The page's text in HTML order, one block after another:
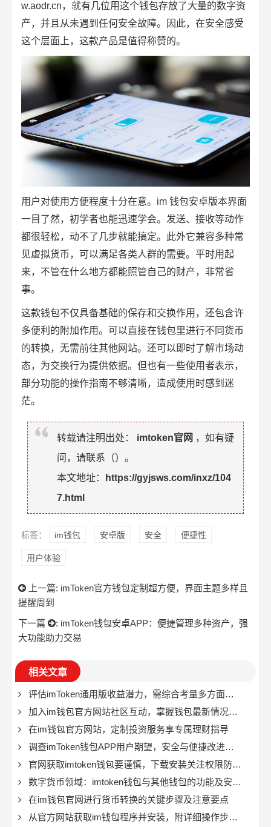
w.aodr.cn，就有几位用这个钱包存放了大量的数字资
产，并且从未遇到任何安全故障。因此，在安全感受
这个层面上，这款产品是值得称赞的。
用户对使用方便程度十分在意。im 钱包安卓版本界面
一目了然，初学者也能迅速学会。发送、接收等动作
都很轻松，动不了几步就能搞定。此外它兼容多种常
见虚拟货币，可以满足各类人群的需要。平时用起
来，不管在什么地方都能照管自己的财产，非常省
事。
这款钱包不仅具备基础的保存和交换作用，还包含许
多便利的附加作用。可以直接在钱包里进行不同货币
的转换，无需前往其他网站。还可以即时了解市场动
态，为交换行为提供依据。但也有一些使用者表示，
部分功能的操作指南不够清晰，造成使用时感到迷
茫。
转载请注明出处： imtoken官网 ，如有疑
问，请联系（）。
本文地址：
https://gyjsws.com/inxz/104
7.html
标签： im钱包 安卓版 安全 便捷性
用户体验
上一篇: imToken官方钱包定制超方便，界面主题多样且
提醒周到
下一篇
: imToken钱包安卓APP：便捷管理多种资产，强
大功能助力交易
相关文章
评估imToken通用版收益潜力，需综合考量多方面因素
加入im钱包官方网站社区互动，掌握钱包最新情况并促进成长
在im钱包官方网站，定制投资服务享专属理财指导
调查imToken钱包APP用户期望，安全与便捷改进成关键？
官网获取imtoken钱包要谨慎，下载安装关注权限防财产受损
数字货币领域：imtoken钱包与其他钱包的功能及安全比较
在im钱包官网进行货币转换的关键步骤及注意要点
从官方网站获取im钱包程序并安装，附详细操作步骤说明